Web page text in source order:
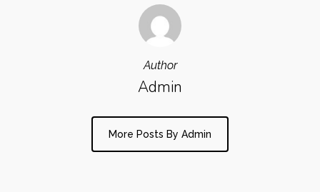
Author
Admin
More Posts By Admin